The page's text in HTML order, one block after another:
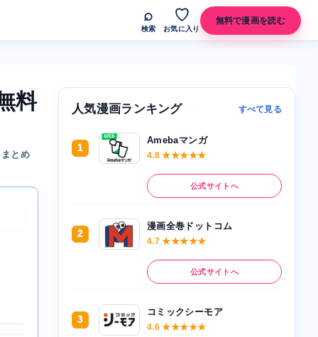
⌕
検索
♡
お気に入り
無料で漫画を読む
料
とめ
人気漫画ランキング すべて見る
1
Amebaマンガ
4.8 ★★★★★
公式サイトへ
2
漫画全巻ドットコム
4.7 ★★★★★
公式サイトへ
3
コミックシーモア
4.6 ★★★★★